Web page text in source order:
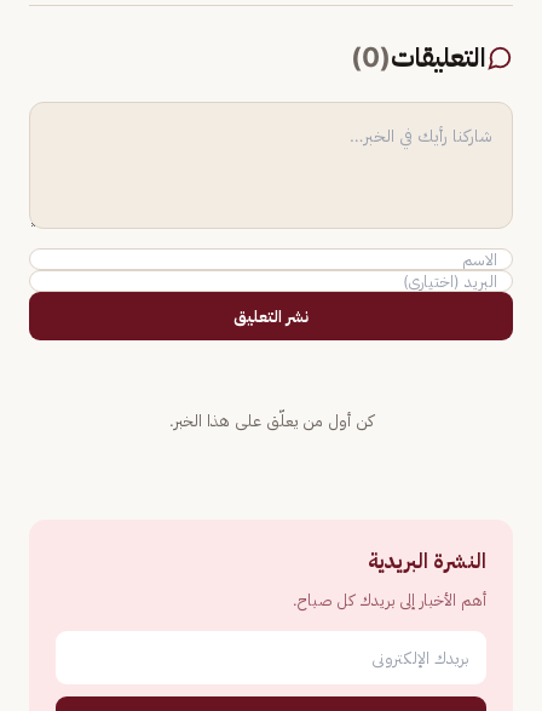
التعليقات(
0
)
نشر التعليق
كن أول من يعلّق على هذا الخبر.
النشرة البريدية
أهم الأخبار إلى بريدك كل صباح.